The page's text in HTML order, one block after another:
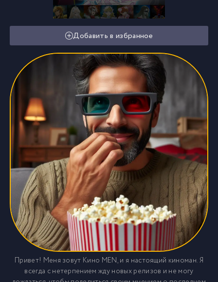
Добавить в избранное
Привет! Меня зовут Кино MEN, и я настоящий киноман. Я
всегда с нетерпением жду новых релизов и не могу